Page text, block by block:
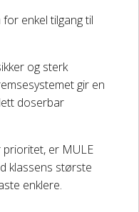
enkel tilgang til
og sterk
gir en
doserbar
er MULE
klassens største
enklere.